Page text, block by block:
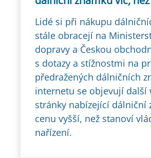
Lidé si při nákupu
stále obracejí na
dopravy a Českou
s dotazy a stížnostmi na
předražených dálničních
internetu se objevují další
stránky nabízející dálniční
cenu vyšší, než stanoví
nařízení.